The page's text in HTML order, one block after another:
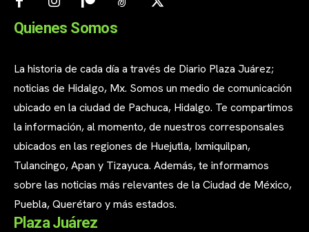
Quienes Somos
La historia de cada día a través de Diario Plaza Juárez;
noticias de Hidalgo, Mx. Somos un medio de comunicación
ubicado en la ciudad de Pachuca, Hidalgo. Te compartimos
la información, al momento, de nuestros corresponsales
ubicados en las regiones de Huejutla, Ixmiquilpan,
Tulancingo, Apan y Tizayuca. Además, te informamos
sobre las noticias más relevantes de la Ciudad de México,
Puebla, Querétaro y más estados.
Plaza Juárez